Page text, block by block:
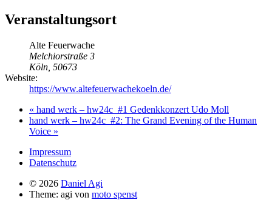
Veranstaltungsort
Alte Feuerwache
Melchiorstraße 3
Köln 50673
Website:
https://www.altefeuerwachekoeln.de/
« hand werk – hw24c_#1 Gedenkkonzert Udo Moll
hand werk – hw24c_#2: The Grand Evening of the Human
Voice »
Impressum
Datenschutz
© 2026 Daniel Agi
Theme: agi von moto spenst